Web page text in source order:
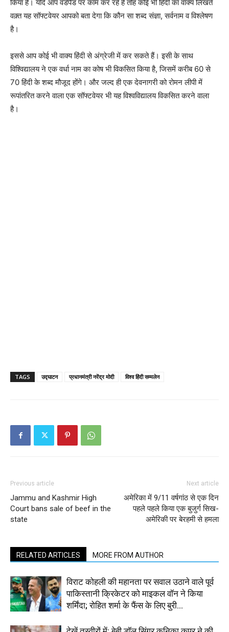
किया है। यदि आप वर्डपैड पर काम कर रहे हैं तोह कोई भी हिंदी का वाक्य लिखते
वक़्त यह सॉफ्टवेयर आपको बता देगा कि कौन सा शब्द संज्ञा, सर्वनाम व विश्लेषण
है।
इससे आप कोई भी वाक्य हिंदी से अंग्रेजी में कर सकते हैं। इसी के साथ
विश्विद्यालय ने एक वर्धा नाम का कोष भी विकसित किया है, जिसमें करीब 60 से
70 हिंदी के शब्द मौजूद होंगे। और जल्द ही एक देवनागरी को रोमन लीपी में
रूपांतरित करने वाला एक सॉफ्टवेयर भी यह विश्वविद्यालय विकसित करने वाला
है।
TAGS उद्घाटन प्रधानमंत्री नरेंद्र मोदी विश्व हिंदी सम्मलेन
Previous article
Jammu and Kashmir High
Court bans sale of beef in the
state
Next article
अमेरिका में 9/11 वर्षगांठ से एक दिन
पहले पहले किया एक बुजुर्ग सिख-
अमेरिकी पर बेरहमी से हमला
RELATED ARTICLES MORE FROM AUTHOR
विराट कोहली की महानता पर सवाल उठाने वाले पूर्व
पाकिस्तानी क्रिकेटर को माइकल वॉन ने किया
शर्मिंदा; रोहित शर्मा के फैंस के लिए बुरी...